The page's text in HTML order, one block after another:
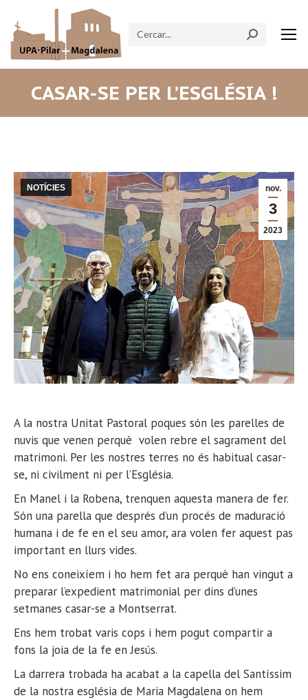
Search:
CASAR-SE PER L’ESGLÉSIA !
nov.
3
2023
NOTÍCIES
A la nostra Unitat Pastoral poques són les parelles de
nuvis que venen perquè volen rebre el sagrament del
matrimoni. Per les nostres terres no és habitual casar-
se, ni civilment ni per l’Església.
En Manel i la Robena, trenquen aquesta manera de fer.
Són una parella que després d’un procés de maduració
humana i de fe en el seu amor, ara volen fer aquest pas
important en llurs vides.
No ens coneixíem i ho hem fet ara perquè han vingut a
preparar l’expedient matrimonial per dins d’unes
setmanes casar-se a Montserrat.
Ens hem trobat varis cops i hem pogut compartir a
fons la joia de la fe en Jesús.
La darrera trobada ha acabat a la capella del Santíssim
de la nostra església de Maria Magdalena on hem